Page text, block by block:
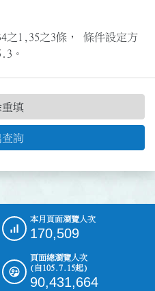
1,35之3條， 條件設定方
。
查詢
重填
本月頁面瀏覽人次
170,509
頁面總瀏覽人次
(自105.7.15起)
90,431,664